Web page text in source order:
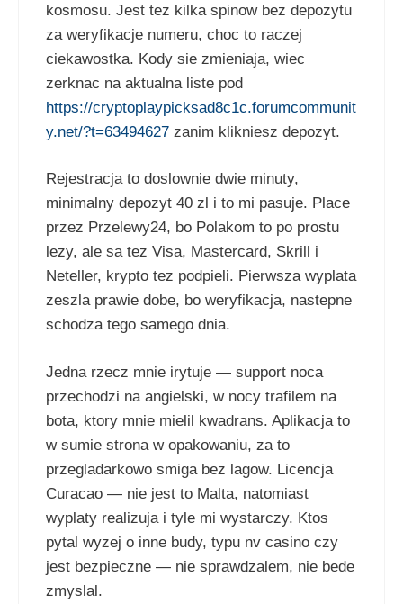
kosmosu. Jest tez kilka spinow bez depozytu
za weryfikacje numeru, choc to raczej
ciekawostka. Kody sie zmieniaja, wiec
zerknac na aktualna liste pod
https://cryptoplaypicksad8c1c.forumcommunit
y.net/?t=63494627 zanim klikniesz depozyt.
Rejestracja to doslownie dwie minuty,
minimalny depozyt 40 zl i to mi pasuje. Place
przez Przelewy24, bo Polakom to po prostu
lezy, ale sa tez Visa, Mastercard, Skrill i
Neteller, krypto tez podpieli. Pierwsza wyplata
zeszla prawie dobe, bo weryfikacja, nastepne
schodza tego samego dnia.
Jedna rzecz mnie irytuje — support noca
przechodzi na angielski, w nocy trafilem na
bota, ktory mnie mielil kwadrans. Aplikacja to
w sumie strona w opakowaniu, za to
przegladarkowo smiga bez lagow. Licencja
Curacao — nie jest to Malta, natomiast
wyplaty realizuja i tyle mi wystarczy. Ktos
pytal wyzej o inne budy, typu nv casino czy
jest bezpieczne — nie sprawdzalem, nie bede
zmyslal.